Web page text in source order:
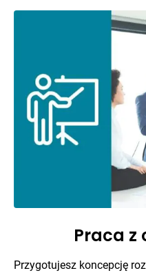
Praca z
Przygotujesz koncepcję